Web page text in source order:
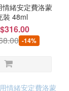
緒安定費洛蒙
裝 48ml
-14%